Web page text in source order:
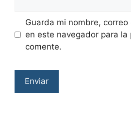
Guarda mi nombre,
en este navegador para la
comente.